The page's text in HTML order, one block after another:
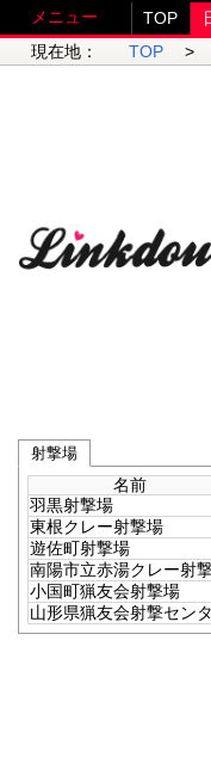
メニュー TOP
現在地：
TOP >
射撃場
名前
羽黒射撃場
東根クレー射撃場
遊佐町射撃場
南陽市立赤湯クレー射
小国町猟友会射撃場
山形県猟友会射撃セン